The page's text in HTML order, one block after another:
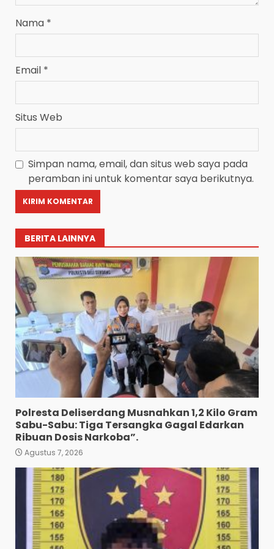
Nama *
Email *
Situs Web
Simpan nama, email, dan situs web saya pada
peramban ini untuk komentar saya berikutnya.
BERITA LAINNYA
Polresta Deliserdang Musnahkan 1,2 Kilo Gram
Sabu-Sabu: Tiga Tersangka Gagal Edarkan
Ribuan Dosis Narkoba”.
Agustus 7, 2026
Pewarta Polrestabes Medan
Gelar Jumat Barokah,
Pererat Silaturahmi,
Kokohkan Sinergi Media dan
Kepolisian
Agustus 7, 2026